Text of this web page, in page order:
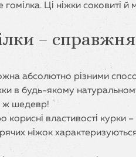
Ці ніжки соковиті й
– справжня
абсолютно різними
в будь-якому
ж шедевр!
властивості курки
ніжок